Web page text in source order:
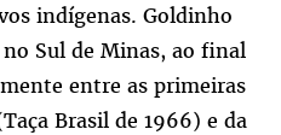
indígenas. Goldinho
Sul de Minas, ao final
entre as primeiras
Brasil de 1966) e da